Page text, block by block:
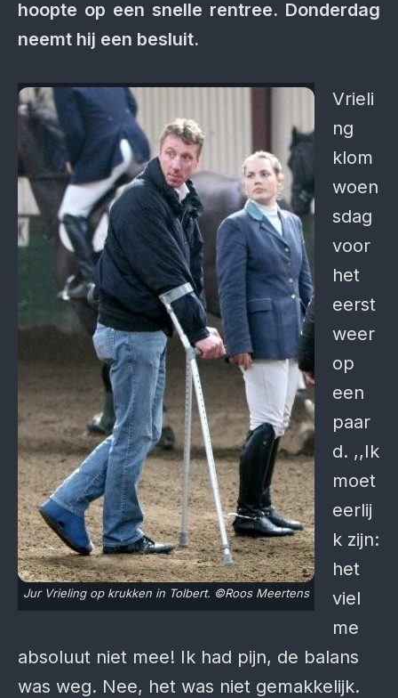
hoopte op een snelle rentree. Donderdag
neemt hij een besluit.
Jur Vrieling op krukken in Tolbert. ©Roos Meertens
Vrieli
ng
klom
woen
sdag
voor
het
eerst
weer
op
een
paar
d. ,,Ik
moet
eerlij
k zijn:
het
viel
me
absoluut niet mee! Ik had pijn, de balans
was weg. Nee, het was niet gemakkelijk.